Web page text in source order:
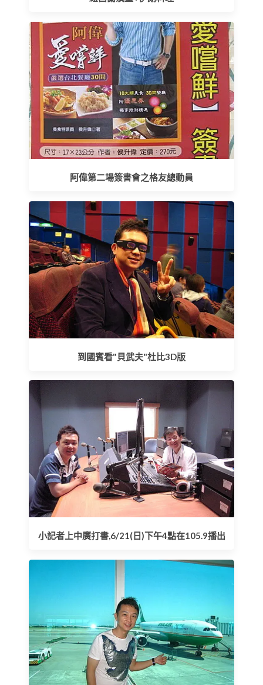
阿偉第二場簽書會之格友總動員
到國賓看"貝武夫"杜比3D版
小記者上中廣打書,6/21(日)下午4點在105.9播出